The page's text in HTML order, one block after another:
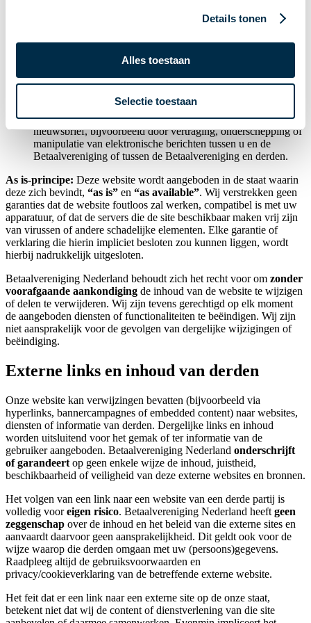
Details tonen
Alles toestaan
Selectie toestaan
door virussen, malware of andere schadelijke componenten,
servers zouden worden verspreid.
Gevolgen van activiteiten die worden ondernomen op basis
financiële beslissingen, bedrijfskeuzes of andere acties die u
Schade doorelektronische communicatievia de website of
nieuwsbrief, bijvoorbeeld door vertraging, onderschepping of
manipulatie van elektronische berichten tussen u en de
Betaalvereniging of tussen de Betaalvereniging en derden.
As is-principe: Deze website wordt aangeboden in de staat waarin
deze zich bevindt, “as is” en “as available”. Wij verstrekken geen
garanties dat de website foutloos zal werken, compatibel is met uw
apparatuur, of dat de servers die de site beschikbaar maken vrij zijn
van virussen of andere schadelijke elementen. Elke garantie of
verklaring die hierin impliciet besloten zou kunnen liggen, wordt
hierbij nadrukkelijk uitgesloten.
Betaalvereniging Nederland behoudt zich het recht voor om zonder
voorafgaande aankondiging de inhoud van de website te wijzigen
of delen te verwijderen. Wij zijn tevens gerechtigd op elk moment
de aangeboden diensten of functionaliteiten te beëindigen. Wij zijn
niet aansprakelijk voor de gevolgen van dergelijke wijzigingen of
beëindiging.
Externe links en inhoud van derden
Onze website kan verwijzingen bevatten (bijvoorbeeld via
hyperlinks, bannercampagnes of embedded content) naar websites,
diensten of informatie van derden. Dergelijke links en inhoud
worden uitsluitend voor het gemak of ter informatie van de
gebruiker aangeboden. Betaalvereniging Nederland onderschrijft
of garandeert op geen enkele wijze de inhoud, juistheid,
beschikbaarheid of veiligheid van deze externe websites en bronnen.
Het volgen van een link naar een website van een derde partij is
volledig vooreigen risico. Betaalvereniging Nederland heeft geen
zeggenschap over de inhoud en het beleid van die externe sites en
aanvaardt daarvoor geen aansprakelijkheid. Dit geldt ook voor de
wijze waarop die derden omgaan met uw (persoons)gegevens.
Raadpleeg altijd de gebruiksvoorwaarden en
privacy/cookieverklaring van de betreffende externe website.
Het feit dat er een link naar een externe site op de onze staat,
betekent niet dat wij de content of dienstverlening van die site